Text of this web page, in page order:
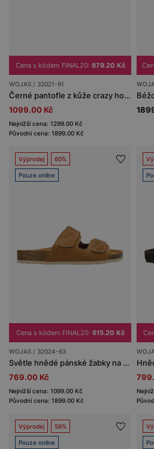
Cena s kódem FINAL20: 879.20 Kč
WOJAS / 32021-91
Černé pantofle z kůže crazy horse na korkové podrážce
1099.00 Kč
Nejnižší cena: 1299.00 Kč
Původní cena: 1899.00 Kč
Výprodej 60%
Pouze online
Cena s kódem FINAL20: 615.20 Kč
WOJAS / 32024-63
Světle hnědé pánské žabky na korkové podešvi se suchými zipy
769.00 Kč
Nejnižší cena: 1099.00 Kč
Původní cena: 1899.00 Kč
Výprodej 58%
Pouze online